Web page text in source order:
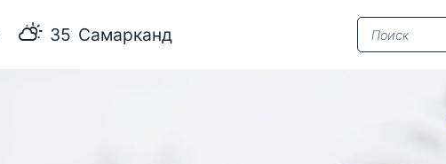
35 Самарканд